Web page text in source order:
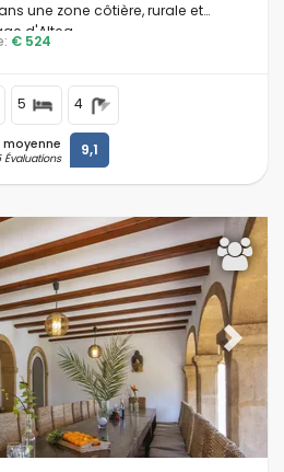
une zone côtière, rurale et
d'Altea.
€ 524
5 4
Évaluations 9,1
Next